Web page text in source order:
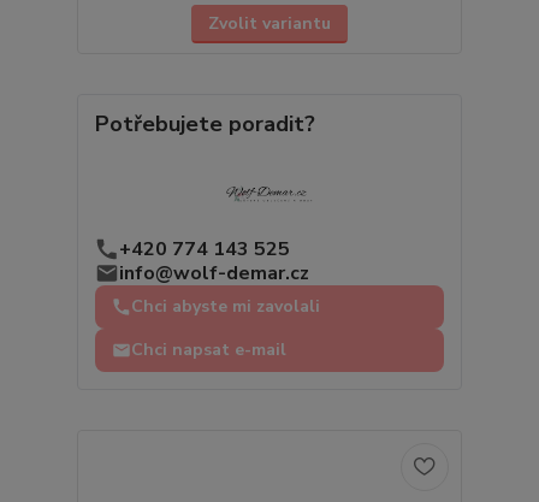
Zvolit variantu
Potřebujete poradit?
+420 774 143 525
info@wolf-demar.cz
Chci abyste mi zavolali
Chci napsat e-mail